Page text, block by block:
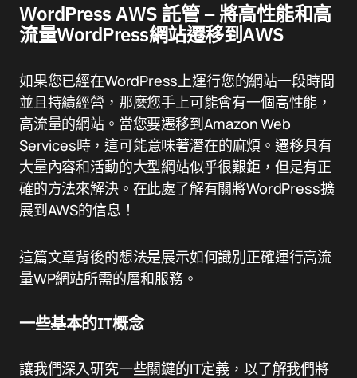
WordPress AWS 託管 – 將高性能和高
流量WordPress網站遷移到AWS
如果您已經在WordPress上運行您的網站一段時間
並且持續經營，那麼您手上可能會有一個高性能，
高流量的網站。當您要遷移到Amazon Web
Services時，這可能意味著潛在的麻煩。遷移具有
大量內容和活動的大型網站似乎很艱鉅，但是有正
確的方法來解決。在此處了解有關將WordPress擴
展到AWS的信息！
這篇文章背後的想法是展示如何識別正確運行高流
量WP網站所需的層和服務。
一些基本的IT概念
讓我們深入研究一些關鍵的IT定義，以了解我們將